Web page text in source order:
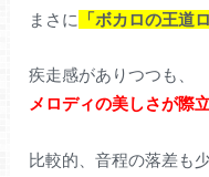
まさに 「ボカロの王道
疾走感がありつつも、
メロディの美しさが際
比較的、音程の落差も